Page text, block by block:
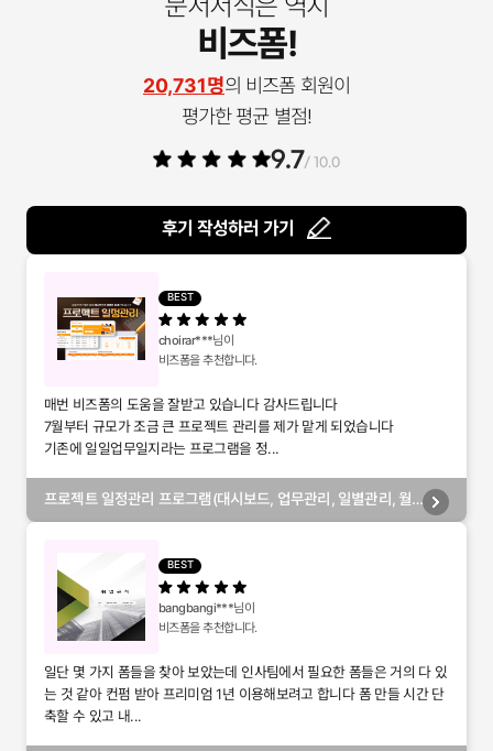
비즈폼!
20,731명의 비즈폼 회원이
평가한 평균 별점!
9.7/ 10.0
후기 작성하러 가기
BEST
choirar***님이
비즈폼을 추천합니다.
매번 비즈폼의 도움을 잘받고 있습니다 감사드립니다
7월부터 규모가 조금 큰 프로젝트 관리를 제가 맡게 되었습니다
기존에 일일업무일지라는 프로그램을 정...
프로젝트 일정관리 프로그램(대시보드, 업무관리, 일별관리, 월
BEST
bangbangi***님이
비즈폼을 추천합니다.
일단 몇 가지 폼들을 찾아 보았는데 인사팀에서 필요한 폼들은 거의 다 있
는 것 같아 컨펌 받아 프리미엄 1년 이용해보려고 합니다 폼 만들 시간 단
축할 수 있고 내...